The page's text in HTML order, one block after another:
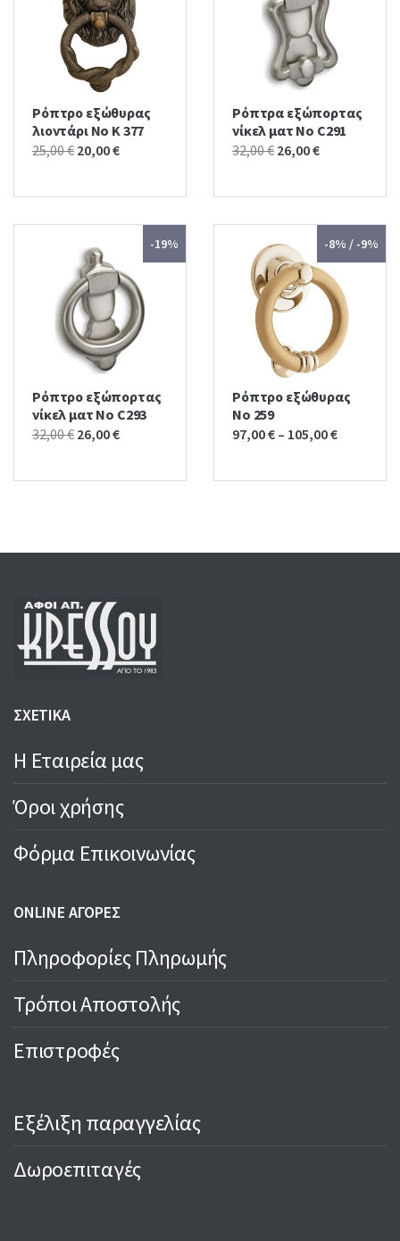
Ρόπτρο εξώθυρας
λιοντάρι No K 377
25,00€ Original
was:
20,00€Current
is:
Ρόπτρα εξώπορτας
νίκελ ματ No C291
32,00€ Original
was:
26,00€Current
is:
-19%
Ρόπτρο εξώπορτας
νίκελ ματ No C293
32,00€ Original
was:
26,00€Current
is:
-8% / -9%
Ρόπτρο εξώθυρας
No 259
97,00€ – 105,00€
ΣΧΕΤΙΚΑ
Η Εταιρεία μας
Όροι χρήσης
Φόρμα Επικοινωνίας
ONLINE ΑΓΟΡΕΣ
Πληροφορίες Πληρωμής
Τρόποι Αποστολής
Επιστροφές
Εξέλιξη παραγγελίας
Δωροεπιταγές